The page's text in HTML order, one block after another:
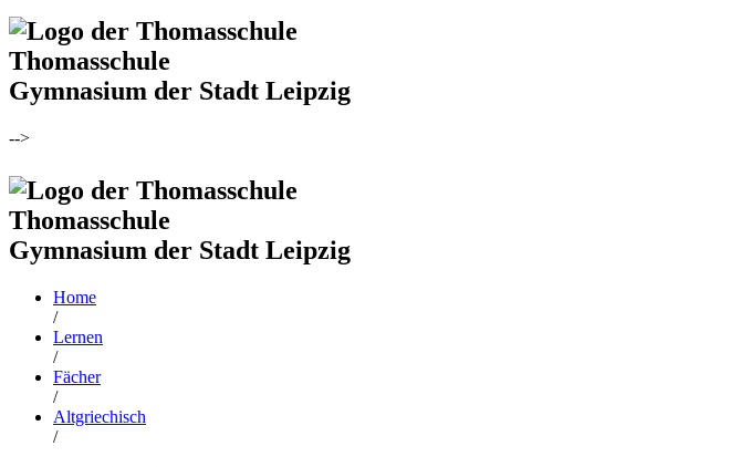
Thomasschule
Gymnasium der Stadt Leipzig
-->
Thomasschule
Gymnasium der Stadt Leipzig
Home
/
Lernen
/
Fächer
/
Altgriechisch
/